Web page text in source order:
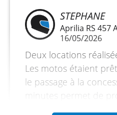
Hauteur de selle - 820 mm
Longueur - 1995 mm
Empattement - 1370 mm
Essence - 15 litres
STEPHANE
Aprilia RS 457
16/05/2026
Deux locations
Les motos étaient
le passage à la
minutes permet de